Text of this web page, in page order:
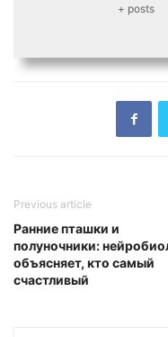
+ posts
Previous article
Ранние пташки и
полуночники:
объясняет, кто самый
счастливый